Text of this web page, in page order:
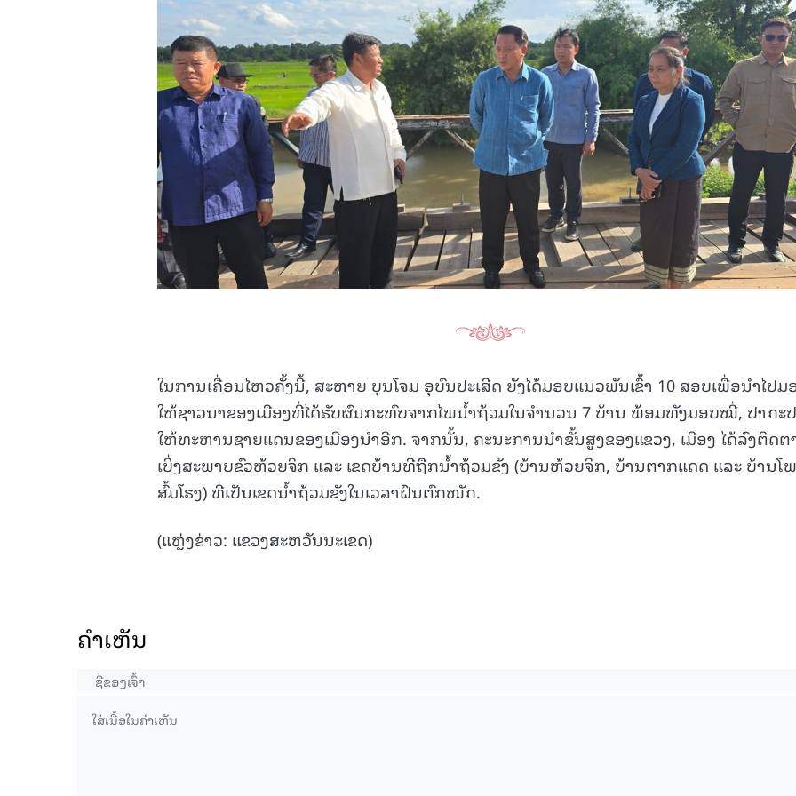
ໃນການເຄື່ອນໄຫວຄັ້ງນີ້, ສະຫາຍ ບຸນໂຈມ ອຸບົນປະເສີດ ຍັງໄດ້ມອບແນວພັນເຂົ້າ 10 ສອບເພື່ອນໍາໄປ
ໃຫ້ຊາວນາຂອງເມືອງທີ່ໄດ້ຮັບຜົນກະທົບຈາກໄພນໍ້າຖ້ວມໃນຈໍານວນ 7 ບ້ານ ພ້ອມທັງມອບໝີ່, ປາກະ
ໃຫ້ທະຫານຊາຍແດນຂອງເມືອງນຳອີກ. ຈາກນັ້ນ, ຄະນະການນຳຂັ້ນສູງຂອງແຂວງ, ເມືອງ ໄດ້ລົງຕິດຕ
ເບິ່ງສະພາບຂົວຫ້ວຍຈິກ ແລະ ເຂດບ້ານທີ່ຖືກນ້ຳຖ້ວມຂັງ (ບ້ານຫ້ວຍຈິກ, ບ້ານຕາກແດດ ແລະ ບ້ານໂ
ສົ້ມໂຮງ) ທີ່ເປັນເຂດນໍ້າຖ້ວມຂັງໃນເວລາຝົນຕົກໜັກ.
(ແຫຼ່ງຂ່າວ: ແຂວງສະຫວັນນະເຂດ)
ຄໍາເຫັນ